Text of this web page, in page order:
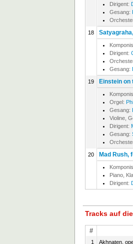
Dirigent:
Gesang:
18
Dirigent:
Gesang:
19 Einstein
Orgel:
Gesang:
Violine,
Dirigent:
Gesang:
20 Mad Rush,
Piano,
Dirigent:
Tracks auf
#
1 Akhnaten,